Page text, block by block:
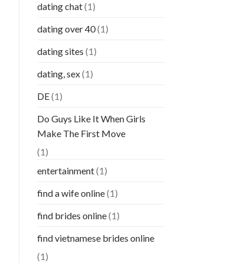
dating chat(1)
dating over 40(1)
dating sites (1)
dating, sex(1)
DE(1)
Do Guys Like It When Girls
Make The First Move
(1)
entertainment(1)
find a wife online(1)
find brides online(1)
find vietnamese brides online
(1)